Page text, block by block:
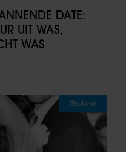
DATE:
UIT WAS,
WAS
Weekend